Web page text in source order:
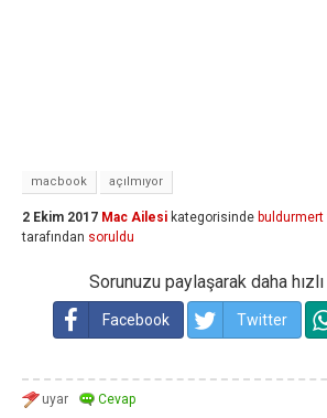
macbook açılmıyor
2 Ekim 2017 Mac Ailesi kategorisinde buldurmert
tarafından soruldu
Sorunuzu paylaşarak daha
Facebook Twitter